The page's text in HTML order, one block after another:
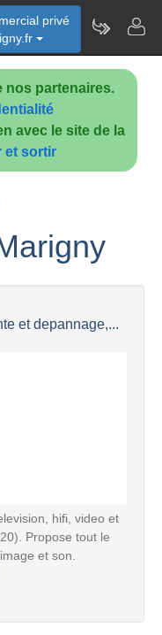
nos partenaires.
avec le site de la
et sortir
privé
et depannage,...
hifi, video et
Propose tout le
et son.